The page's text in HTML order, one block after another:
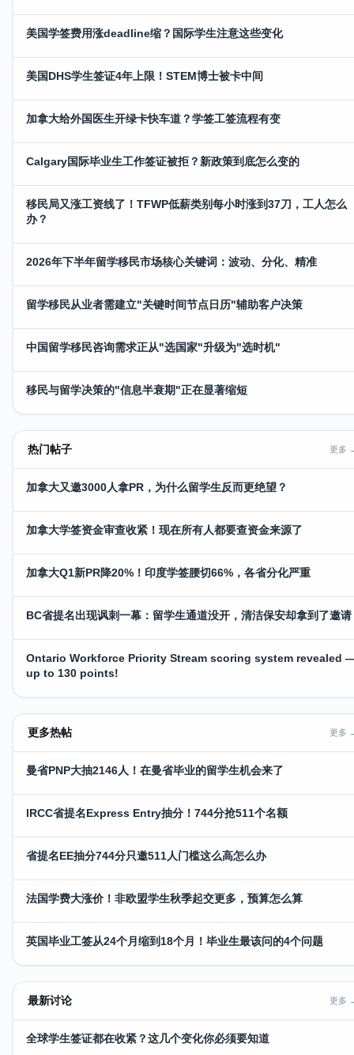
美国学签费用涨deadline缩？国际学生注意这些变化
美国DHS学生签证4年上限！STEM博士被卡中间
加拿大给外国医生开绿卡快车道？学签工签流程有变
Calgary国际毕业生工作签证被拒？新政策到底怎么变的
移民局又涨工资线了！TFWP低薪类别每小时涨到37刀，工人怎么
办？
2026年下半年留学移民市场核心关键词：波动、分化、精准
留学移民从业者需建立"关键时间节点日历"辅助客户决策
中国留学移民咨询需求正从"选国家"升级为"选时机"
移民与留学决策的"信息半衰期"正在显著缩短
热门帖子 更多
加拿大又邀3000人拿PR，为什么留学生反而更绝望？
加拿大学签资金审查收紧！现在所有人都要查资金来源了
加拿大Q1新PR降20%！印度学签腰切66%，各省分化严重
BC省提名出现讽刺一幕：留学生通道没开，清洁保安却拿到了邀请
Ontario Workforce Priority Stream scoring system revealed
up to 130 points!
更多热帖 更多
曼省PNP大抽2146人！在曼省毕业的留学生机会来了
IRCC省提名Express Entry抽分！744分抢511个名额
省提名EE抽分744分只邀511人门槛这么高怎么办
法国学费大涨价！非欧盟学生秋季起交更多，预算怎么算
英国毕业工签从24个月缩到18个月！毕业生最该问的4个问题
最新讨论 更多
全球学生签证都在收紧？这几个变化你必须要知道